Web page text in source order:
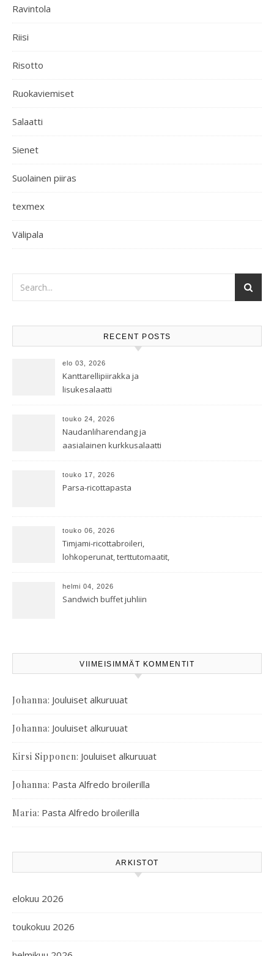
Ravintola
Riisi
Risotto
Ruokaviemiset
Salaatti
Sienet
Suolainen piiras
texmex
Välipala
RECENT POSTS
elo 03, 2026
Kanttarellipiirakka ja
lisukesalaatti
touko 24, 2026
Naudanliharendang ja
aasialainen kurkkusalaatti
touko 17, 2026
Parsa-ricottapasta
touko 06, 2026
Timjami-ricottabroileri,
lohkoperunat, terttutomaatit,
salaatti
helmi 04, 2026
Sandwich buffet juhliin
VIIMEISIMMÄT KOMMENTIT
Johanna: Jouluiset alkuruuat
Johanna: Jouluiset alkuruuat
Kirsi Sipponen: Jouluiset alkuruuat
Johanna: Pasta Alfredo broilerilla
Maria: Pasta Alfredo broilerilla
ARKISTOT
elokuu 2026
toukokuu 2026